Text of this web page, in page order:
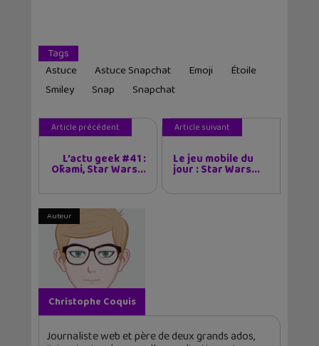
Tags
Astuce
Astuce Snapchat Emoji
Étoile
Smiley
Snap Snapchat
Article précédent
L’actu geek #41 :
Ōkami, Star Wars...
Article suivant
Le jeu mobile du
jour : Star Wars...
Auteur
Christophe Coquis
Journaliste web et père de deux grands ados,